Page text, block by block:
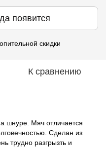
появится
скидки
К сравнению
шнуре. Мяч отличается
Сделан из
трудно разгрызть и